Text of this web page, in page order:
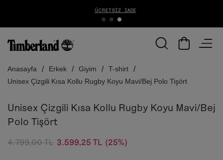
ÜCRETSIZ İADE
Anasayfa Erkek Giyim
T-shirt
Unisex Çizgili Kısa Kollu Rugby Koyu Mavi/Bej Polo Tişört
Unisex Çizgili Kısa Kollu Rugby Koyu Mavi/Bej
Polo Tişört
4.799,00 TL 3.599,25 TL (25%)